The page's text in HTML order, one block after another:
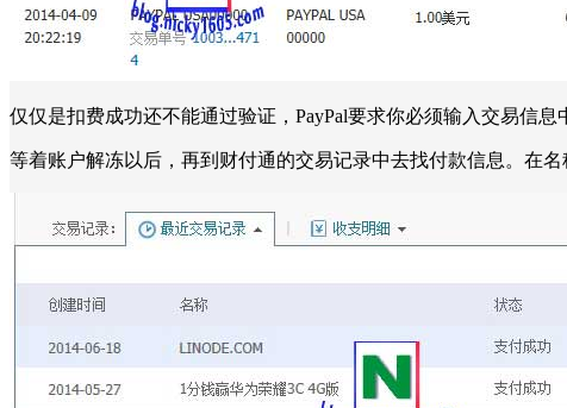
仅仅是扣费成功还不能通过验证，PayPal要求你必须输入交易信
等着账户解冻以后，再到财付通的交易记录中去找付款信息。在